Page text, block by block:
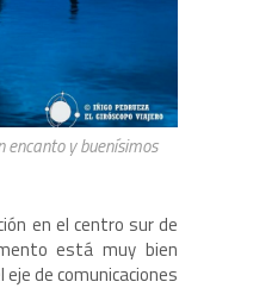
encanto y buenísimos
en el centro sur de
está muy bien
eje de comunicaciones